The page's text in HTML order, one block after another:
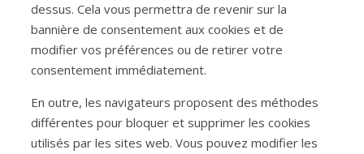
dessus. Cela vous permettra de revenir sur la
bannière de consentement aux cookies et de
modifier vos préférences ou de retirer votre
consentement immédiatement.
En outre, les navigateurs proposent des méthodes
différentes pour bloquer et supprimer les cookies
utilisés par les sites web. Vous pouvez modifier les